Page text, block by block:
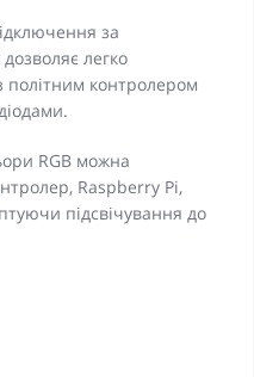
за
легко
політним контролером
RGB можна
Raspberry Pi,
підсвічування до